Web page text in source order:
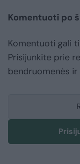
Komentuoti po
Komentuoti gali
Prisijunkite prie
bendruomenės